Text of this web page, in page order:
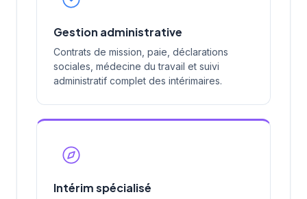
Gestion administrative
Contrats de mission, paie, déclarations
sociales, médecine du travail et suivi
administratif complet des intérimaires.
Intérim spécialisé